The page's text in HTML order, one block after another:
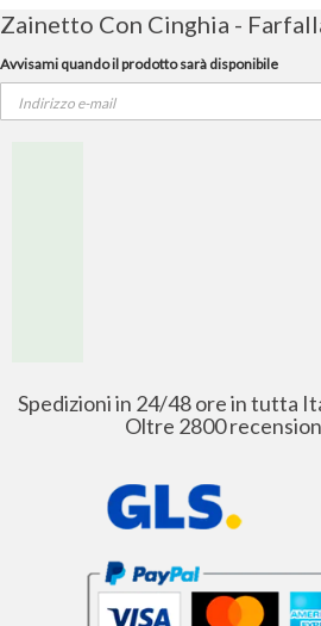
galleria
di
immagini
Zainetto Con Cinghia -
Avvisami quando il prodotto sarà disponibile
Spedizioni in 24/48 ore in tutta
Oltre 2800